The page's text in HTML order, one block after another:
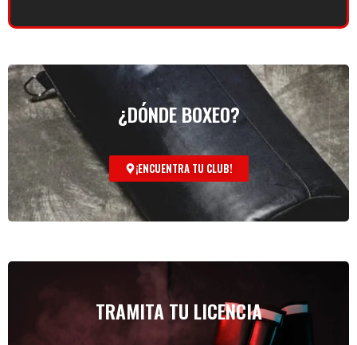
¿DÓNDE BOXEO?
¡ENCUENTRA TU CLUB!
TRAMITA TU LICENCIA